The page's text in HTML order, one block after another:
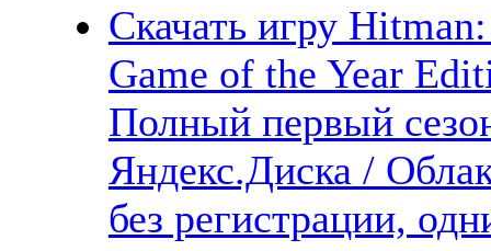
Скачать игру
Game of the Year
Полный первый
Яндекс.Диска /
без регистрации,